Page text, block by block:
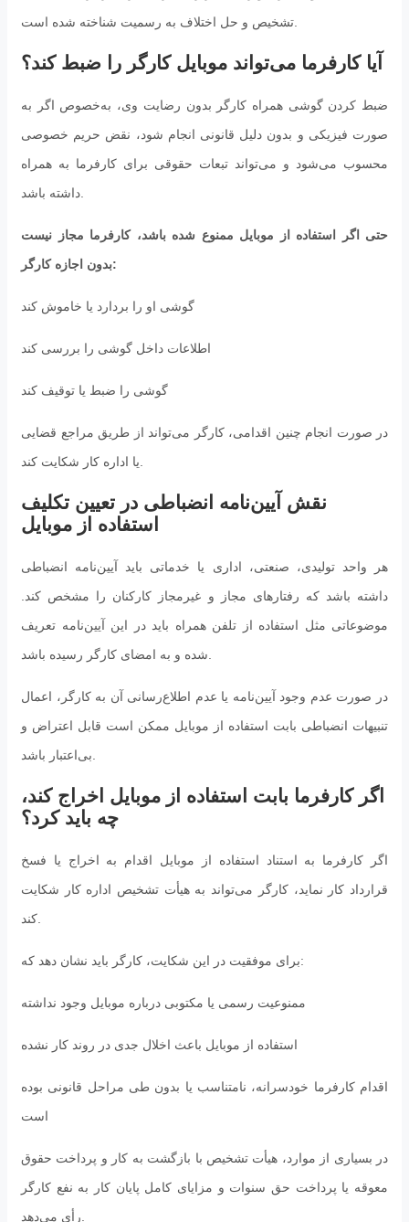
آیا کارفرما می‌تواند موبایل کارگر را ضبط کند؟
ضبط کردن گوشی همراه کارگر بدون رضایت وی، به‌خصوص اگر به
صورت فیزیکی و بدون دلیل قانونی انجام شود، نقض حریم خصوصی
محسوب می‌شود و می‌تواند تبعات حقوقی برای کارفرما به همراه
حتی اگر استفاده از موبایل ممنوع شده باشد، کارفرما مجاز نیست
بدون اجازه کارگر:
گوشی او را بردارد یا خاموش کند
اطلاعات داخل گوشی را بررسی کند
گوشی را ضبط یا توقیف کند
در صورت انجام چنین اقدامی، کارگر می‌تواند از طریق مراجع قضایی
نقش آیین‌نامه انضباطی در تعیین تکلیف
استفاده از موبایل
هر واحد تولیدی، صنعتی، اداری یا خدماتی باید آیین‌نامه انضباطی
داشته باشد که رفتارهای مجاز و غیرمجاز کارکنان را مشخص کند.
موضوعاتی مثل استفاده از تلفن همراه باید در این آیین‌نامه تعریف
در صورت عدم وجود آیین‌نامه یا عدم اطلاع‌رسانی آن به کارگر، اعمال
تنبیهات انضباطی بابت استفاده از موبایل ممکن است قابل اعتراض و
اگر کارفرما بابت استفاده از موبایل اخراج کند،
چه باید کرد؟
اگر کارفرما به استناد استفاده از موبایل اقدام به اخراج یا فسخ
قرارداد کار نماید، کارگر می‌تواند به هیأت تشخیص اداره کار شکایت
برای موفقیت در این شکایت، کارگر باید نشان دهد که:
ممنوعیت رسمی یا مکتوبی درباره موبایل وجود نداشته
استفاده از موبایل باعث اخلال جدی در روند کار نشده
اقدام کارفرما خودسرانه، نامتناسب یا بدون طی مراحل قانونی بوده
است
در بسیاری از موارد، هیأت تشخیص با بازگشت به کار و پرداخت حقوق
معوقه یا پرداخت حق سنوات و مزایای کامل پایان کار به نفع کارگر